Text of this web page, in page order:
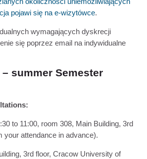
pojawi się na e-wizytówce.
wymagających dyskrecji
się poprzez email na indywidualne
summer Semester
to 11:00, room 308, Main Building, 3rd
your attendance in advance).
3rd floor, Cracow University of